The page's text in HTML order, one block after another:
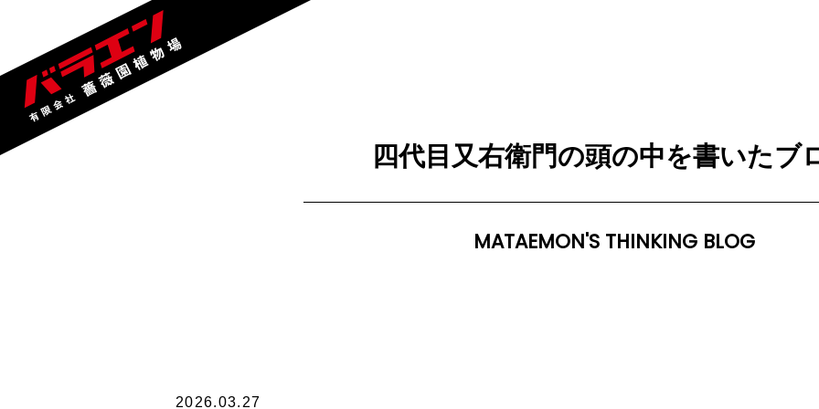
四代目又右衛門の頭の中を書いたブ
MATAEMON'S THINKING BLOG
2026.03.27